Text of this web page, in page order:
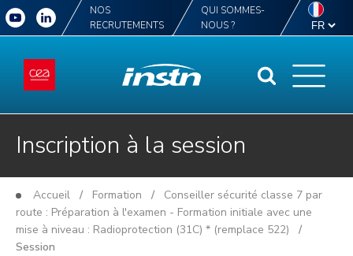
NOS
RECRUTEMENTS
QUI SOMMES-
NOUS ?
Inscription à la session
Accueil / Formation / Conseiller sécurité classe 7 par
route : Préparation à l'examen - Formation initiale avec une
mise à niveau : Radioprotection (31C) * (remplace 522) /
Session